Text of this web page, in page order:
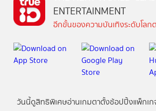
ENTERTAINMENT
อีกขั้นของความบันเทิงระดับโลก
วันนี้ดูสิทธิพิเศษอ่านเกมตาตั้งช้อปปิ้งแพ็กเก